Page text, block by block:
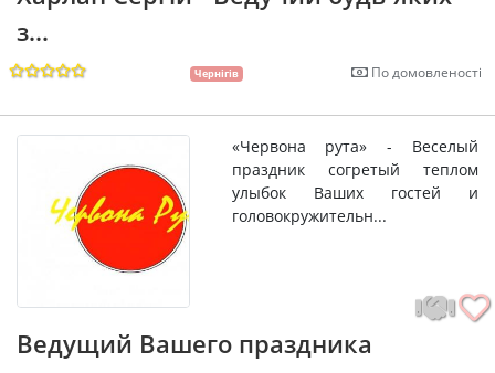
з...
Чернігів По домовленості
«Червона рута» - Веселый
праздник согретый теплом
улыбок Ваших гостей и
головокружительн...
Ведущий Вашего праздника